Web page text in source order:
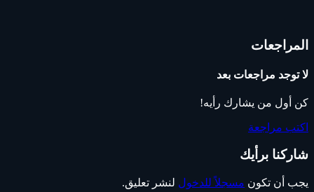
المراجعات
لا توجد مراجعات بعد
كن أول من يشارك رأيه!
اكتب مراجعة
شاركنا برأيك
يجب أن تكون مسجلاً للدخول لنشر تعليق.